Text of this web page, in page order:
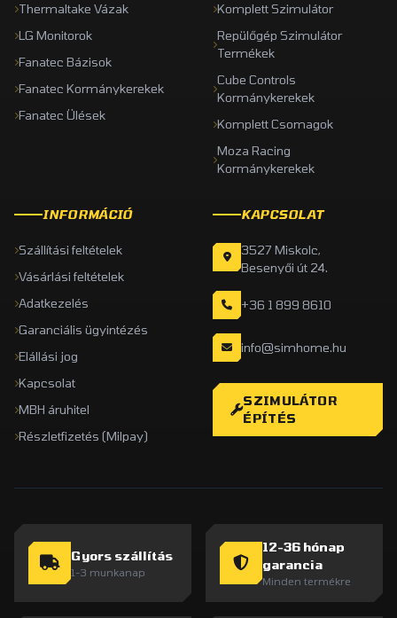
Thermaltake Vázak
LG Monitorok
Fanatec Bázisok
Fanatec Kormánykerekek
Fanatec Ülések
Komplett Szimulátor
Repülőgép Szimulátor
Termékek
Cube Controls
Kormánykerekek
Komplett Csomagok
Moza Racing
Kormánykerekek
INFORMÁCIÓ
Szállítási feltételek
Vásárlási feltételek
Adatkezelés
Garanciális ügyintézés
Elállási jog
Kapcsolat
MBH áruhitel
Részletfizetés (Milpay)
KAPCSOLAT
3527 Miskolc,
Besenyői út 24.
+36 1 899 8610
info@simhome.hu
SZIMULÁTOR
ÉPÍTÉS
Gyors szállítás
1-3 munkanap
12-36 hónap
garancia
Minden termékre